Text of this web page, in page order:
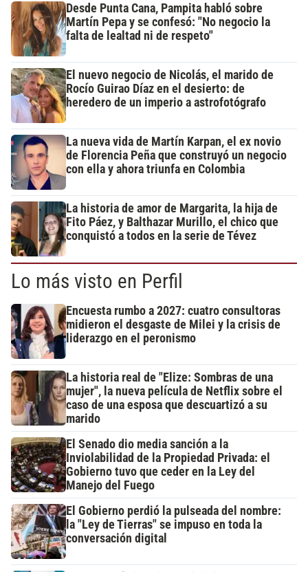
Desde Punta Cana, Pampita habló sobre
Martín Pepa y se confesó: "No negocio la
falta de lealtad ni de respeto"
El nuevo negocio de Nicolás, el marido de
Rocío Guirao Díaz en el desierto: de
heredero de un imperio a astrofotógrafo
La nueva vida de Martín Karpan, el ex novio
de Florencia Peña que construyó un negocio
con ella y ahora triunfa en Colombia
La historia de amor de Margarita, la hija de
Fito Páez, y Balthazar Murillo, el chico que
conquistó a todos en la serie de Tévez
Lo más visto en Perfil
Encuesta rumbo a 2027: cuatro consultoras
midieron el desgaste de Milei y la crisis de
liderazgo en el peronismo
La historia real de "Elize: Sombras de una
mujer", la nueva película de Netflix sobre el
caso de una esposa que descuartizó a su
marido
El Senado dio media sanción a la
Inviolabilidad de la Propiedad Privada: el
Gobierno tuvo que ceder en la Ley del
Manejo del Fuego
El Gobierno perdió la pulseada del nombre:
la "Ley de Tierras" se impuso en toda la
conversación digital